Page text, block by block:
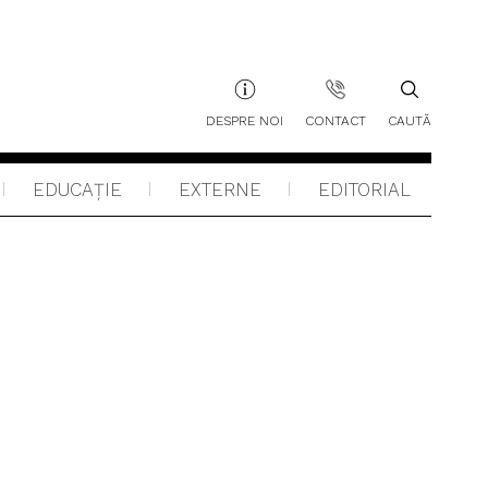
DESPRE NOI CONTACT CAUTĂ
EDUCAŢIE EXTERNE EDITORIAL